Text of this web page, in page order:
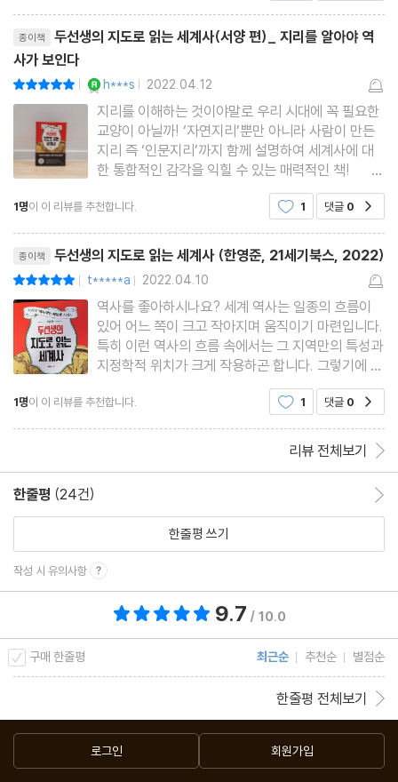
- 신생 독립국에서 제국주의 국가로
[미국의 인문지리] 드넓은 미국 자세히 보기
- 미국에 쳐진 다양한 벨트
- 미국의 정치 지형도
미국 챕터 정리
[중남미의 자연지리] 미국과 비슷한 듯 다른 대륙
- 남미에서 라틴아메리카까지
- 문명을 품은 산맥과 고원, 그리고 카리브해
- 강과 내륙에 모여 살지 않는 사람들
[중남미 대륙의 역사] 신대륙 발견 이전과 이후의 중남미
- 식민 시대의 잔재
[중남미의 인문지리] 기로에 선 대륙, 라틴아메리카
- 중남미는 왜 미국처럼 되지 못했을까
- 혼혈 대륙, 라틴아메리카
중남미 챕터 정리
CHAPTER 5 인류의 시작과 세계의 끝, 아프리카
[아프리카의 자연지리] 사막과 정글이 가득한 곳
기지 못합니다. 심지어
종이책
두선생의 지도로 읽는 세계사(서양 편)_ 지리를 알아야 역
사가 보인다
| h***s | 2022.04.12
지리를 이해하는 것이야말로 우리 시대에 꼭 필요한
교양이 아닐까! ‘자연지리’뿐만 아니라 사람이 만든
지리 즉 ‘인문지리’까지 함께 설명하여 세계사에 대
한 통합적인 감각을 익힐 수 있는 매력적인 책!
인간이 가장 먼저 문명을 꽃피운 중동은 왜 전쟁이
끊이지 않는 지역이 되었을까. 국제 여론의 반대에도
1명이 이 리뷰를 추천합니다. 1 댓글 0
종이책 두선생의 지도로 읽는 세계사 (한영준, 21세기북스, 2022)
| t*****a | 2022.04.10
역사를 좋아하시나요? 세계 역사는 일종의 흐름이
있어 어느 쪽이 크고 작아지며 움직이기 마련입니다.
특히 이런 역사의 흐름 속에서는 그 지역만의 특성과
지정학적 위치가 크게 작용하곤 합니다. 그렇기에 두
가지를 한꺼번에 봐야 제대로 역사를 이해할 수 있지
요. ＜두선생의 지도로 읽는 세계사＞는 세계 지도
1명이 이 리뷰를 추천합니다. 1 댓글 0
리뷰 전체보기
한줄평 (24건)
한줄평 쓰기
작성 시 유의사항
9.7 / 10.0
구매 한줄평 최근순 추천순 별점순
한줄평 전체보기
로그인 회원가입